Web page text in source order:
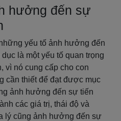
hưởng đến sự
yếu tố ảnh hưởng đến
là một yếu tố quan trọng
vì nó cung cấp cho con
cần thiết để đạt được mục
ảnh hưởng đến sự tiến
các giá trị, thái độ và
lý cũng ảnh hưởng đến sự